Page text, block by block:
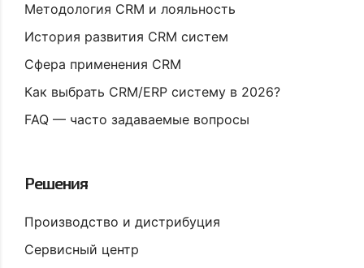
Методология CRM и лояльность
История развития CRM систем
Сфера применения CRM
Как выбрать CRM/ERP систему в 2026?
FAQ — часто задаваемые вопросы
Решения
Производство и дистрибуция
Сервисный центр